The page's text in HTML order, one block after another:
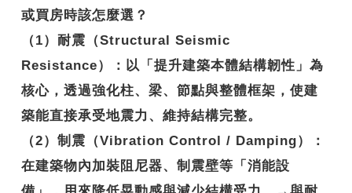
或買房時該怎麼選？
（1）耐震（Structural Seismic
Resistance）：以「提升建築本體結構韌性」為
核心，透過強化柱、梁、節點與整體框架，使建
築能直接承受地震力、維持結構完整。
（2）制震（Vibration Control / Damping）：
在建築物內加裝阻尼器、制震壁等「消能設